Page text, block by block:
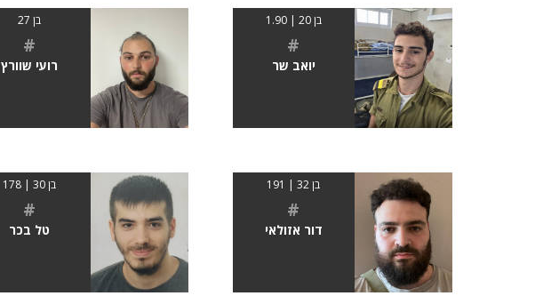
בן 20 | 1.90
#
יואב שר
בן 27
#
רועי שוורץ
בן 32 | 191
#
דור אזולאי
בן 30 | 178
#
טל בכר